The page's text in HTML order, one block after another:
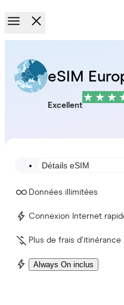
eSIM
Excellent
Détails eSIM
Données illimitées
Connexion Internet
Plus de frais d’itinérance
Always On inclus